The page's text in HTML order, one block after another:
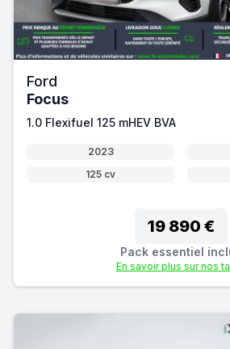
Ford
Focus
1.0 Flexifuel 125 mHEV BVA
2023
125 cv
19 890 €
Pack essentiel
En savoir plus sur nos